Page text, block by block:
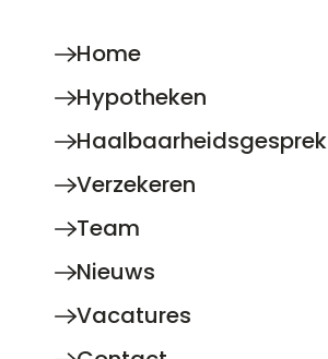
Home
Hypotheken
Haalbaarheidsgesprek
Verzekeren
Team
Nieuws
Vacatures